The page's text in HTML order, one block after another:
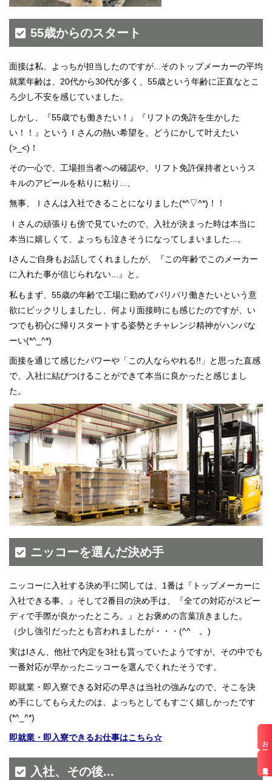
岩手県
秋田県
宮城県
山形県
北海道エリア
北海道
甲信越・北陸エリア
富山県
石川県
福井県
長野県
山梨県
鳥取県
島根県
広島県
四国エリア
香川県
愛媛県
九州エリア
福岡県
佐賀県
長崎県
熊本県
大分県
宮崎県
鹿児島県
沖縄エリア
沖縄県
社員口コミ
特集ページ
よくある質問
スタッフBLOG
メルマガ登録
お仕事相談予約
アクセス
ご相談・お問い合わせ
企業ご担当者様へ
お仕事検索
最近見た求人
55歳からのスタート
面接は私、よっちが担当したのですが...そのトップメーカーの平均
就業年齢は、20代から30代が多く、55歳という年齢に正直なとこ
ろ少し不安を感じていました。
しかし、『55歳でも働きたい！』『リフトの免許を生かした
い！！』というＩさんの熱い希望を、どうにかして叶えたい
(>_<)！
その一心で、工場担当者への確認や、リフト免許保持者というス
キルのアピールを粘りに粘り...、
無事、Ｉさんは入社できることになりました(*^▽^*)！！
Ｉさんの頑張りも傍で見ていたので、入社が決まった時は本当に
本当に嬉しくて、よっちも泣きそうになってしまいました...。
Iさんご自身もお話してくれましたが、『この年齢でこのメーカー
に入れた事が信じられない...』と。
私もまず、55歳の年齢で工場に勤めてバリバリ働きたいという意
欲にビックリしましたし、何より面接時にも感じたのですが、い
つでも初心に帰りスタートする姿勢とチャレンジ精神がハンパな
ーい(*^_^*)
面接を通じて感じたパワーや「この人ならやれる!!」と思った直感
で、入社に結びつけることができて本当に良かったと感じまし
た。
ニッコーを選んだ決め手
ニッコーに入社する決め手に関しては、1番は『トップメーカーに
入社できる事。』そして2番目の決め手は、『全ての対応がスピー
ディで手際が良かったところ。』とお褒めの言葉頂きました。
（少し強引だったとも言われましたが・・・(^^ゞ。)
実はIさん、他社で内定を3社も貰っていたようですが、その中でも
一番対応が早かったニッコーを選んでくれたそうです。
即就業・即入寮できる対応の早さは当社の強みなので、そこを決
め手にしてもらえたのは、よっちとしてもすごく嬉しかったです
(*^_^*)
即就業・即入寮できるお仕事はこちら☆
入社、その後...